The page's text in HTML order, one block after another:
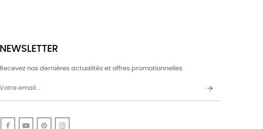
NEWSLETTER
Recevez nos dernières actualités et offres promotionnelles
FacebookYouTubePinterest